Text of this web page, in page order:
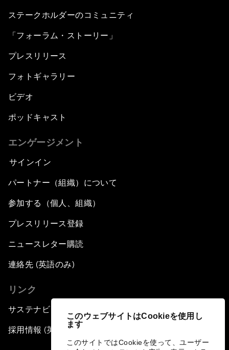
このウェブサイトはCookieを使用し
ます
このサイトではCookieを使って、ユーザー
ステークホルダーのコミュニティ
「フォーラム・ストーリー」
プレスリリース
フォトギャラリー
ビデオ
ポッドキャスト
エンゲージメント
サインイン
パートナー（組織）について
参加する（個人、組織）
プレスリリース登録
ニュースレター購読
連絡先 (英語のみ)
リンク
サステナビリティへの取り組み
採用情報 (英語のみ)